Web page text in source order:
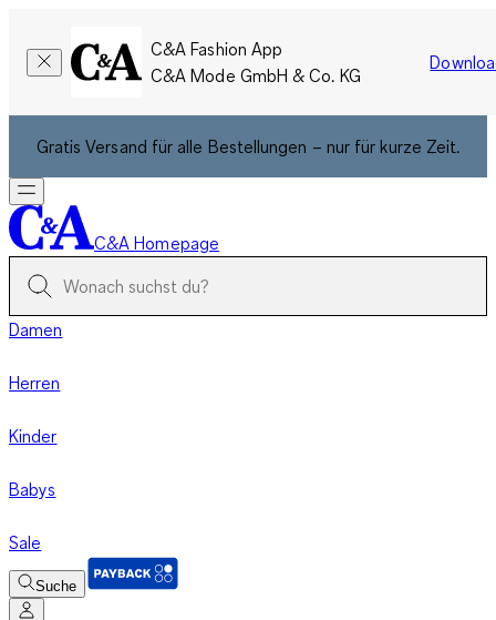
C&A Fashion App
C&A Mode GmbH & Co. KG
Gratis Versand für alle Bestellungen – nur für kurze Zeit.
C&A Homepage
Damen
Herren
Kinder
Babys
Sale
Suche